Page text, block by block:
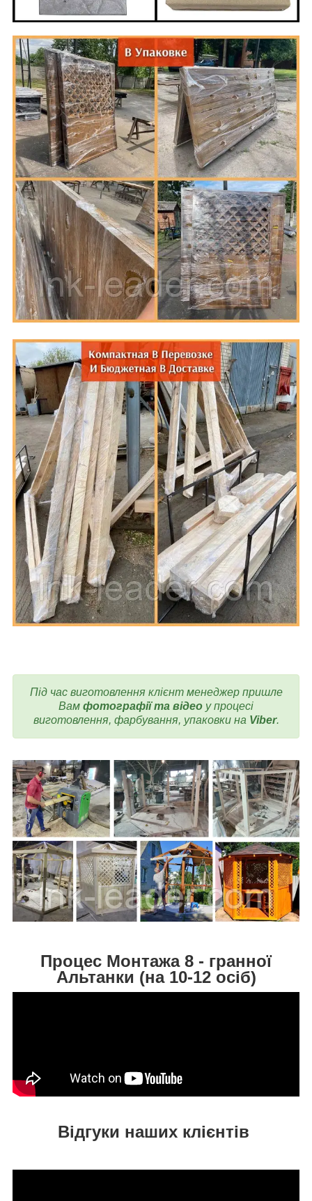
Під час виготовлення клієнт менеджер пришле
Вам фотографії та відео у процесі
виготовлення, фарбування, упаковки на Viber.
Процес Монтажа 8 - гранної
Альтанки (на 10-12 осіб)
Відгуки наших клієнтів